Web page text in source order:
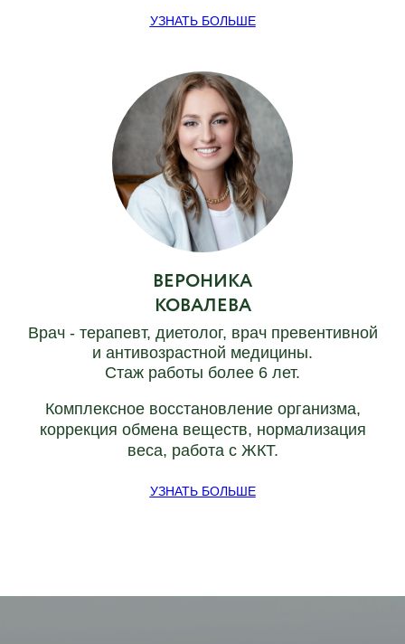
УЗНАТЬ БОЛЬШЕ
ВЕРОНИКА
КОВАЛЕВА
Врач - терапевт, диетолог, врач превентивной
и антивозрастной медицины.
Стаж работы более 6 лет.
Комплексное восстановление организма,
коррекция обмена веществ, нормализация
веса, работа с ЖКТ.
УЗНАТЬ БОЛЬШЕ